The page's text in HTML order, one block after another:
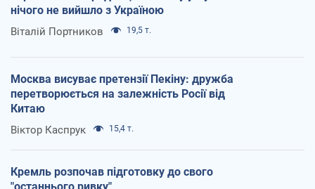
нічого не вийшло з Україною
Віталій Портников 19,5 т.
Москва висуває претензії Пекіну: дружба
перетворюється на залежність Росії від
Китаю
Віктор Каспрук 15,4 т.
Кремль розпочав підготовку до свого
"останнього ривку"